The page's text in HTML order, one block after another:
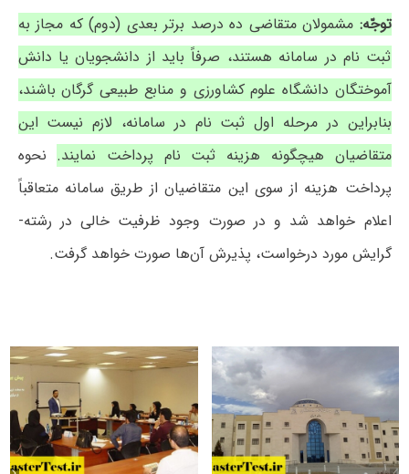
توجّه: مشمولان متقاضی ده درصد برتر بعدی (دوم) که مجاز به
ثبت نام در سامانه هستند، صرفاً باید از دانشجویان یا دانش
آموختگان دانشگاه علوم کشاورزی و منابع طبیعی گرگان باشند،
بنابراین در مرحله اول ثبت نام در سامانه، لازم نیست این
متقاضیان هیچگونه هزینه ثبت نام پرداخت نمایند. نحوه
پرداخت هزینه از سوی این متقاضیان از طریق سامانه متعاقباً
اعلام خواهد شد و در صورت وجود ظرفیت خالی در رشته-
گرایش مورد درخواست، پذیرش آن‌ها صورت خواهد گرفت.